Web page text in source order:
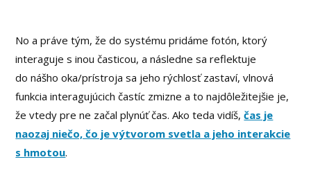
No a práve tým, že do systému pridáme fotón, ktorý
interaguje s inou časticou, a následne sa reflektuje
do nášho oka/prístroja sa jeho rýchlosť zastaví, vlnová
funkcia interagujúcich častíc zmizne a to najdôležitejšie je,
že vtedy pre ne začal plynúť čas. Ako teda vidíš,čas je
naozaj niečo, čo je výtvorom svetla a jeho interakcie
s hmotou.